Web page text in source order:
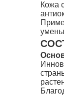
Кожа